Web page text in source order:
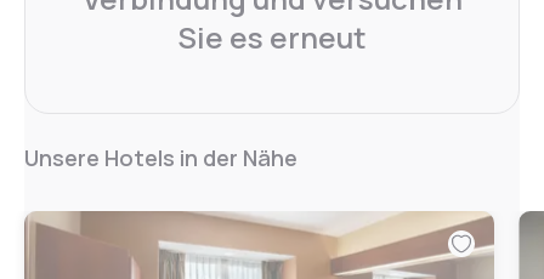
Sie es erneut
Unsere Hotels in der Nähe